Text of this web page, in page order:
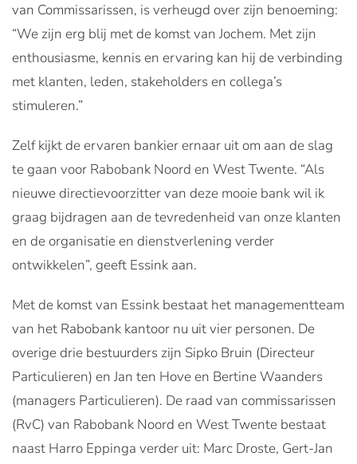
van Commissarissen, is verheugd over zijn benoeming:
“We zijn erg blij met de komst van Jochem. Met zijn
enthousiasme, kennis en ervaring kan hij de verbinding
met klanten, leden, stakeholders en collega’s
stimuleren.”
Zelf kijkt de ervaren bankier ernaar uit om aan de slag
te gaan voor Rabobank Noord en West Twente. “Als
nieuwe directievoorzitter van deze mooie bank wil ik
graag bijdragen aan de tevredenheid van onze klanten
en de organisatie en dienstverlening verder
ontwikkelen”, geeft Essink aan.
Met de komst van Essink bestaat het managementteam
van het Rabobank kantoor nu uit vier personen. De
overige drie bestuurders zijn Sipko Bruin (Directeur
Particulieren) en Jan ten Hove en Bertine Waanders
(managers Particulieren). De raad van commissarissen
(RvC) van Rabobank Noord en West Twente bestaat
naast Harro Eppinga verder uit: Marc Droste, Gert-Jan